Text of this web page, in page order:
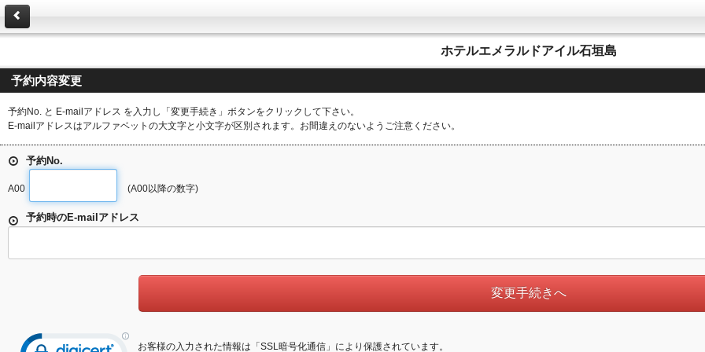
ホテルエメラルドアイル石垣島
予約内容変更
予約No. と E-mailアドレス を入力し「変更手続き」ボタンをクリックして下さい。
E-mailアドレスはアルファベットの大文字と小文字が区別されます。お間違えのないようご注意ください。
予約No.
A00 (A00以降の数字)
予約時のE-mailアドレス
お客様の入力された情報は「SSL暗号化通信」により保護されています。